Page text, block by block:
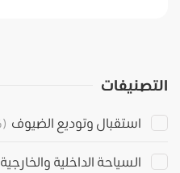
التصنيفات
استقبال وتوديع الضيوف (46)
السياحة الداخلية والخارجية